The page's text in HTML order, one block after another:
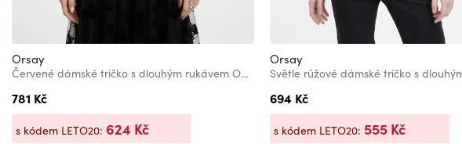
Orsay
Červené dámské tričko s dlouhým rukávem ORSAY
781 Kč
s kódem LETO20: 624 Kč
Orsay
694 Kč
s kódem LETO20: 555 Kč